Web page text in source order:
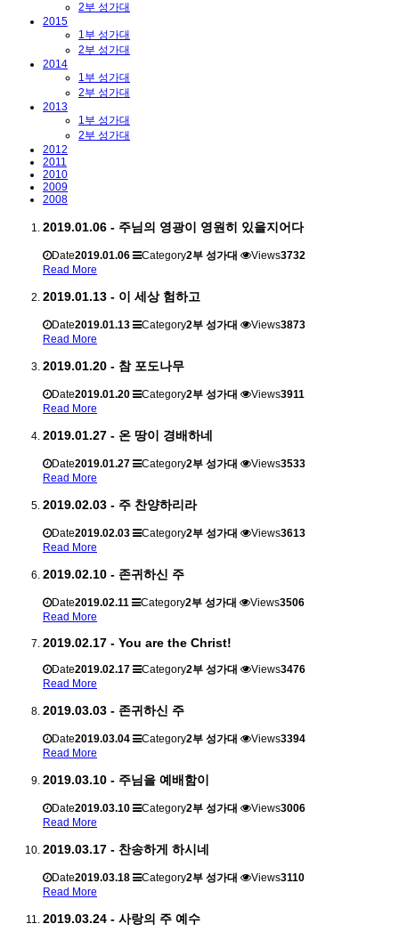
2부 성가대
2015
1부 성가대
2부 성가대
2014
1부 성가대
2부 성가대
2013
1부 성가대
2부 성가대
2012
2011
2010
2009
2008
2019.01.06 - 주님의 영광이 영원히 있을지어다
Date2019.01.06 Category2부 성가대 Views3732
Read More
2019.01.13 - 이 세상 험하고
Date2019.01.13 Category2부 성가대 Views3873
Read More
2019.01.20 - 참 포도나무
Date2019.01.20 Category2부 성가대 Views3911
Read More
2019.01.27 - 온 땅이 경배하네
Date2019.01.27 Category2부 성가대 Views3533
Read More
2019.02.03 - 주 찬양하리라
Date2019.02.03 Category2부 성가대 Views3613
Read More
2019.02.10 - 존귀하신 주
Date2019.02.11 Category2부 성가대 Views3506
Read More
2019.02.17 - You are the Christ!
Date2019.02.17 Category2부 성가대 Views3476
Read More
2019.03.03 - 존귀하신 주
Date2019.03.04 Category2부 성가대 Views3394
Read More
2019.03.10 - 주님을 예배함이
Date2019.03.10 Category2부 성가대 Views3006
Read More
2019.03.17 - 찬송하게 하시네
Date2019.03.18 Category2부 성가대 Views3110
Read More
2019.03.24 - 사랑의 주 예수